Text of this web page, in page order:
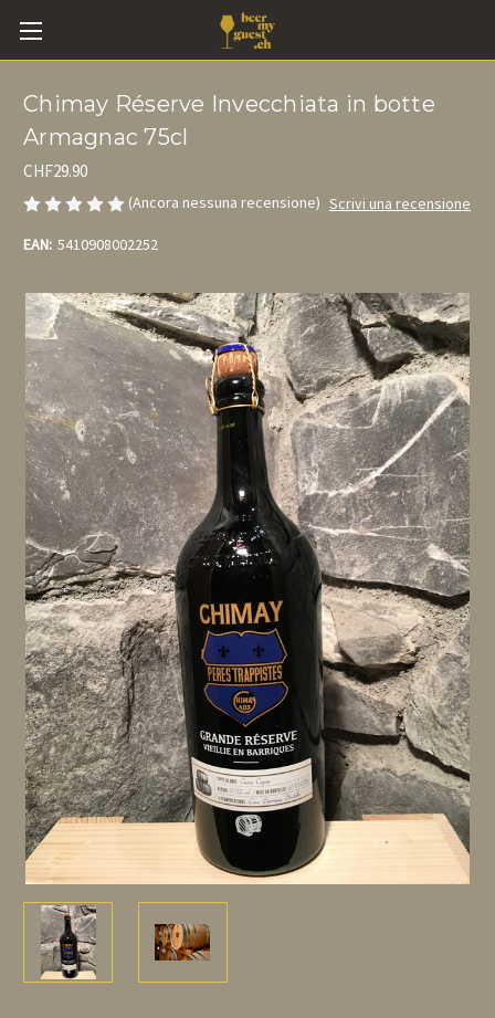
Chimay Réserve Invecchiata in botte
Armagnac 75cl
CHF29.90
(Ancora nessuna recensione) Scrivi una recensione
EAN: 5410908002252